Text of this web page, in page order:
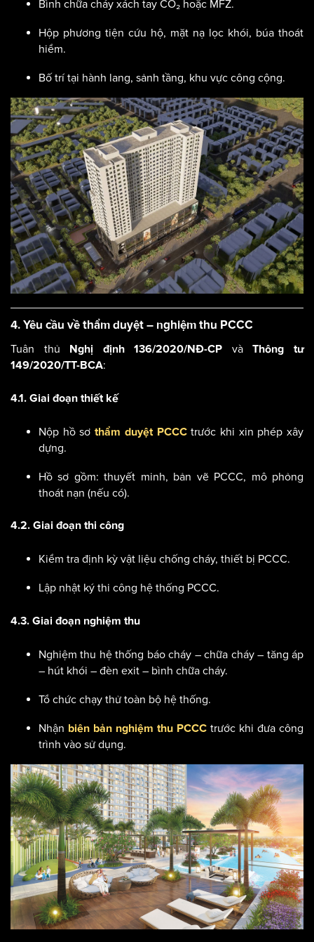
Bình chữa cháy xách tay CO₂ hoặc MFZ.
Hộp phương tiện cứu hộ, mặt nạ lọc khói, búa thoát
hiểm.
Bố trí tại hành lang, sảnh tầng, khu vực công cộng.
4. Yêu cầu về thẩm duyệt – nghiệm thu PCCC
Tuân thủ Nghị định 136/2020/NĐ-CP vàThông tư
149/2020/TT-BCA:
4.1. Giai đoạn thiết kế
Nộp hồ sơthẩm duyệt PCCCtrước khi xin phép xây
dựng.
Hồ sơ gồm: thuyết minh, bản vẽ PCCC, mô phỏng
thoát nạn (nếu có).
4.2. Giai đoạn thi công
Kiểm tra định kỳ vật liệu chống cháy, thiết bị PCCC.
Lập nhật ký thi công hệ thống PCCC.
4.3. Giai đoạn nghiệm thu
Nghiệm thu hệ thống báo cháy – chữa cháy – tăng áp
– hút khói – đèn exit – bình chữa cháy.
Tổ chức chạy thử toàn bộ hệ thống.
Nhận biên bản nghiệm thu PCCC trước khi đưa công
trình vào sử dụng.